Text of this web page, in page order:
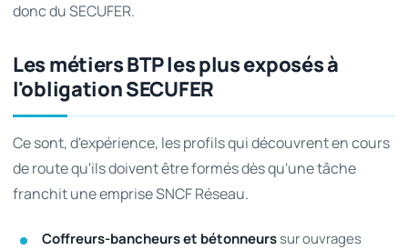
donc du SECUFER.
Les métiers BTP les plus exposés à
l'obligation SECUFER
Ce sont, d'expérience, les profils qui découvrent en cours
de route qu'ils doivent être formés dès qu'une tâche
franchit une emprise SNCF Réseau.
Coffreurs-bancheurs et bétonneurssur ouvrages